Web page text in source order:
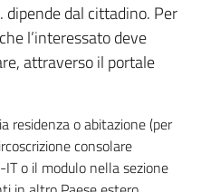
dipende dal cittadino. Per
l’interessato deve
attraverso il portale
residenza o abitazione (per
consolare
IT o il modulo nella sezione